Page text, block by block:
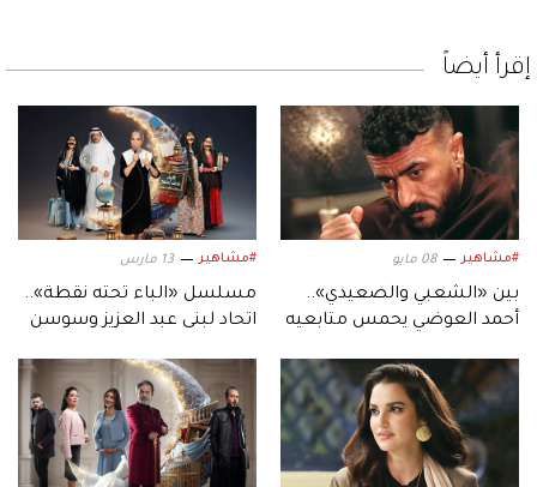
إقرأ أيضاً
#مشاهير 08 مايو
بين «الشعبي والصعيدي»..
أحمد العوضي يحمس متابعيه
#مشاهير 13 مارس
مسلسل «الباء تحته نقطة»..
اتحاد لبنى عبد العزيز وسوسن